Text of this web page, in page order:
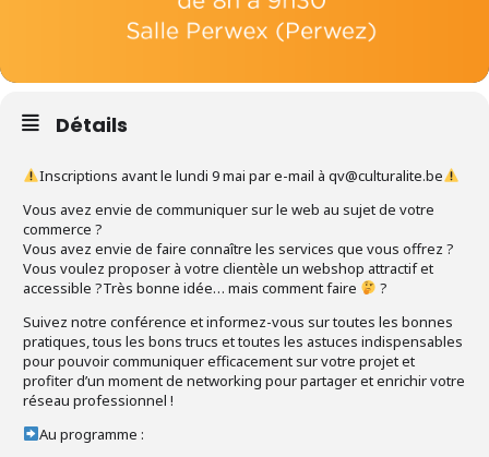
Détails
Inscriptions avant le lundi 9 mai par e-mail à qv@culturalite.be
Vous avez envie de communiquer sur le web au sujet de votre
commerce ?
Vous avez envie de faire connaître les services que vous offrez ?
Vous voulez proposer à votre clientèle un webshop attractif et
accessible ?Très bonne idée… mais comment faire
?
Suivez notre conférence et informez-vous sur toutes les bonnes
pratiques, tous les bons trucs et toutes les astuces indispensables
pour pouvoir communiquer efficacement sur votre projet et
profiter d’un moment de networking pour partager et enrichir votre
réseau professionnel !
Au programme :